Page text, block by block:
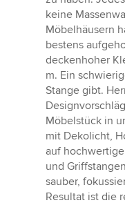
keine
Möbelhäusern
bestens
deckenhoher
m. Ein
Stange gibt.
Möbelstück in
mit Dekolicht,
auf
und
sauber,
Resultat ist die